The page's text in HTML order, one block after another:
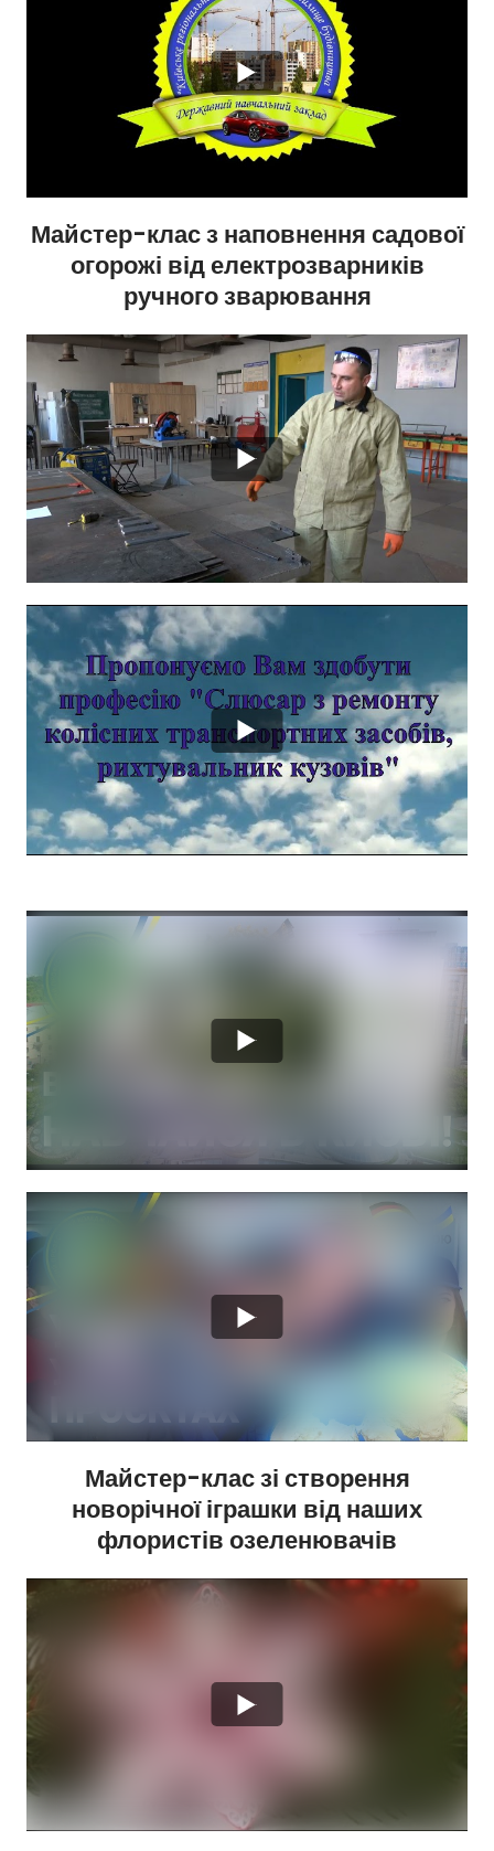
Майстер-клас з наповнення садової
огорожі від електрозварників
ручного зварювання
Майстер-клас зі створення
новорічної іграшки від наших
флористів озеленювачів